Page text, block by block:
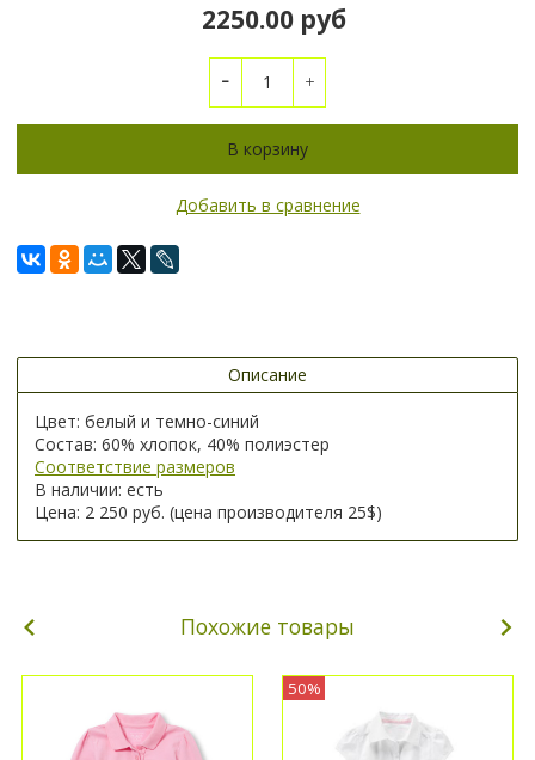
2250.00 руб
В корзину
Добавить в сравнение
Описание
Цвет: белый и темно-синий
Состав: 60% хлопок, 40% полиэстер
Соответствие размеров
В наличии: есть
Цена: 2 250 руб. (цена производителя 25$)
Похожие товары
50%